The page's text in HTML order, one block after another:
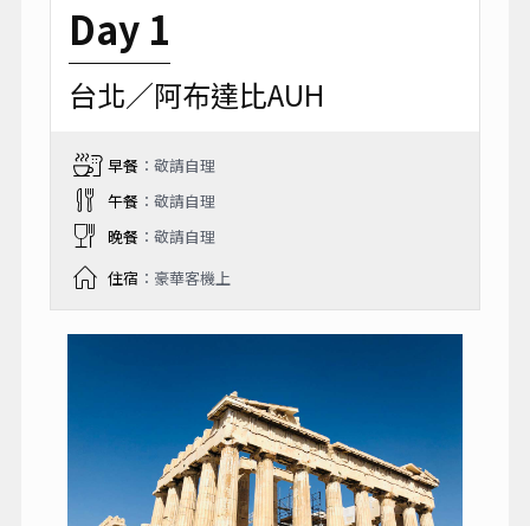
Day 1
台北／阿布達比AUH
早餐：敬請自理
午餐：敬請自理
晚餐：敬請自理
住宿 ：豪華客機上